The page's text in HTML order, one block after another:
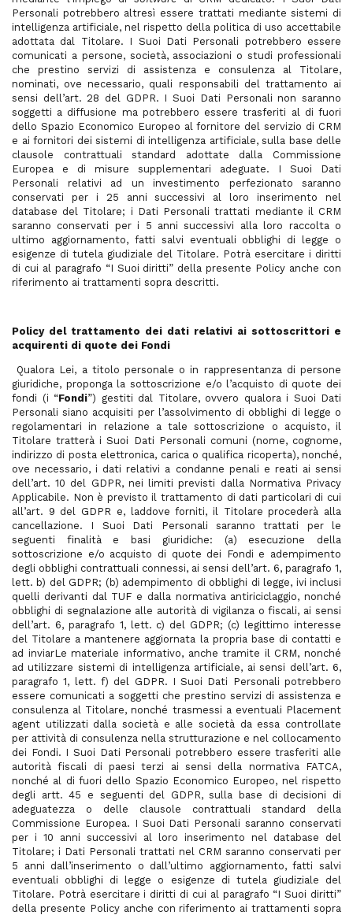
Personali potrebbero altresì essere trattati mediante sistemi di
intelligenza artificiale, nel rispetto della politica di uso accettabile
adottata dal Titolare. I Suoi Dati Personali potrebbero essere
comunicati a persone, società, associazioni o studi professionali
che prestino servizi di assistenza e consulenza al Titolare,
nominati, ove necessario, quali responsabili del trattamento ai
sensi dell’art. 28 del GDPR. I Suoi Dati Personali non saranno
soggetti a diffusione ma potrebbero essere trasferiti al di fuori
dello Spazio Economico Europeo al fornitore del servizio di CRM
e ai fornitori dei sistemi di intelligenza artificiale, sulla base delle
clausole contrattuali standard adottate dalla Commissione
Europea e di misure supplementari adeguate. I Suoi Dati
Personali relativi ad un investimento perfezionato saranno
conservati per i 25 anni successivi al loro inserimento nel
database del Titolare; i Dati Personali trattati mediante il CRM
saranno conservati per i 5 anni successivi alla loro raccolta o
ultimo aggiornamento, fatti salvi eventuali obblighi di legge o
esigenze di tutela giudiziale del Titolare. Potrà esercitare i diritti
di cui al paragrafo “I Suoi diritti” della presente Policy anche con
riferimento ai trattamenti sopra descritti.
Policy del trattamento dei dati relativi ai sottoscrittori e
acquirenti di quote dei Fondi
Qualora Lei, a titolo personale o in rappresentanza di persone
giuridiche, proponga la sottoscrizione e/o l’acquisto di quote dei
fondi (i “Fondi”) gestiti dal Titolare, ovvero qualora i Suoi Dati
Personali siano acquisiti per l’assolvimento di obblighi di legge o
regolamentari in relazione a tale sottoscrizione o acquisto, il
Titolare tratterà i Suoi Dati Personali comuni (nome, cognome,
indirizzo di posta elettronica, carica o qualifica ricoperta), nonché,
ove necessario, i dati relativi a condanne penali e reati ai sensi
dell’art. 10 del GDPR, nei limiti previsti dalla Normativa Privacy
Applicabile. Non è previsto il trattamento di dati particolari di cui
all’art. 9 del GDPR e, laddove forniti, il Titolare procederà alla
cancellazione. I Suoi Dati Personali saranno trattati per le
seguenti finalità e basi giuridiche: (a) esecuzione della
sottoscrizione e/o acquisto di quote dei Fondi e adempimento
degli obblighi contrattuali connessi, ai sensi dell’art. 6, paragrafo 1,
lett. b) del GDPR; (b) adempimento di obblighi di legge, ivi inclusi
quelli derivanti dal TUF e dalla normativa antiriciclaggio, nonché
obblighi di segnalazione alle autorità di vigilanza o fiscali, ai sensi
dell’art. 6, paragrafo 1, lett. c) del GDPR; (c) legittimo interesse
del Titolare a mantenere aggiornata la propria base di contatti e
ad inviarLe materiale informativo, anche tramite il CRM, nonché
ad utilizzare sistemi di intelligenza artificiale, ai sensi dell’art. 6,
paragrafo 1, lett. f) del GDPR. I Suoi Dati Personali potrebbero
essere comunicati a soggetti che prestino servizi di assistenza e
consulenza al Titolare, nonché trasmessi a eventuali Placement
agent utilizzati dalla società e alle società da essa controllate
per attività di consulenza nella strutturazione e nel collocamento
dei Fondi. I Suoi Dati Personali potrebbero essere trasferiti alle
autorità fiscali di paesi terzi ai sensi della normativa FATCA,
nonché al di fuori dello Spazio Economico Europeo, nel rispetto
degli artt. 45 e seguenti del GDPR, sulla base di decisioni di
adeguatezza o delle clausole contrattuali standard della
Commissione Europea. I Suoi Dati Personali saranno conservati
per i 10 anni successivi al loro inserimento nel database del
Titolare; i Dati Personali trattati nel CRM saranno conservati per
5 anni dall’inserimento o dall’ultimo aggiornamento, fatti salvi
eventuali obblighi di legge o esigenze di tutela giudiziale del
Titolare. Potrà esercitare i diritti di cui al paragrafo “I Suoi diritti”
della presente Policy anche con riferimento ai trattamenti sopra